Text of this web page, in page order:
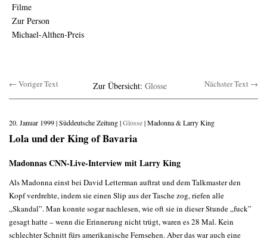
Filme
Zur Person
Michael-Althen-Preis
← Voriger Text Zur Übersicht: Glosse Nächster Text →
20. Januar 1999 | Süddeutsche Zeitung |Glosse| Madonna & Larry King
Lola und der King of Bavaria
Madonnas CNN-Live-Interview mit Larry King
Als Madonna einst bei David Letterman auftrat und dem Talkmaster den
Kopf verdrehte, indem sie einen Slip aus der Tasche zog, riefen alle
„Skandal”. Man konnte sogar nachlesen, wie oft sie in dieser Stunde „fuck”
gesagt hatte – wenn die Erinnerung nicht trügt, waren es 28 Mal. Kein
schlechter Schnitt fürs amerikanische Fernsehen. Aber das war auch eine